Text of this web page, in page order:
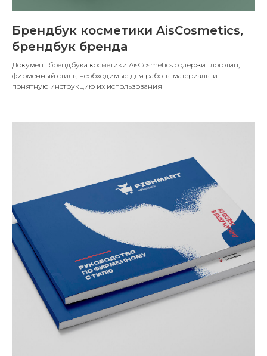
Брендбук косметики AisCosmetics,
брендбук бренда
Документ брендбука косметики AisCosmetics содержит логотип,
фирменный стиль, необходимые для работы материалы и
понятную инструкцию их использования